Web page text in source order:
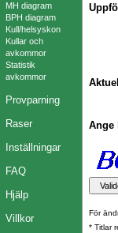
MH diagram
BPH diagram
Kull/helsyskon
Kullar och
avkommor
Statistik
avkommor
Provparning
Raser
Inställningar
FAQ
Hjälp
Villkor
Ange
För
* Titlar